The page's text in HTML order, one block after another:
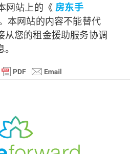
网站上的《房东手
本网站的内容不能替代
从您的租金援助服务协调